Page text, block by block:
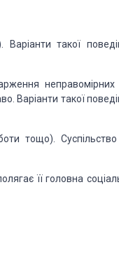
Варіанти такої по
неправомірних
Варіанти такої по
тощо). Суспіль
її головна со­